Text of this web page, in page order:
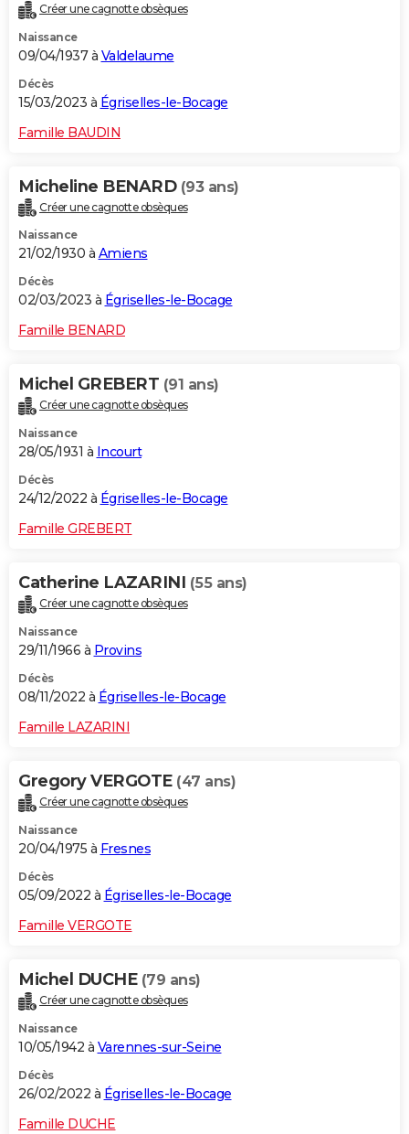
Créer une cagnotte obsèques
Naissance
09/04/1937 à Valdelaume
Décès
15/03/2023 à Égriselles-le-Bocage
Famille BAUDIN
Micheline BENARD (93 ans)
Créer une cagnotte obsèques
Naissance
21/02/1930 à Amiens
Décès
02/03/2023 à Égriselles-le-Bocage
Famille BENARD
Michel GREBERT (91 ans)
Créer une cagnotte obsèques
Naissance
28/05/1931 à Incourt
Décès
24/12/2022 à Égriselles-le-Bocage
Famille GREBERT
Catherine LAZARINI (55 ans)
Créer une cagnotte obsèques
Naissance
29/11/1966 à Provins
Décès
08/11/2022 à Égriselles-le-Bocage
Famille LAZARINI
Gregory VERGOTE (47 ans)
Créer une cagnotte obsèques
Naissance
20/04/1975 à Fresnes
Décès
05/09/2022 à Égriselles-le-Bocage
Famille VERGOTE
Michel DUCHE (79 ans)
Créer une cagnotte obsèques
Naissance
10/05/1942 à Varennes-sur-Seine
Décès
26/02/2022 à Égriselles-le-Bocage
Famille DUCHE